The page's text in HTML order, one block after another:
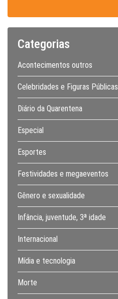
Categorias
Acontecimentos outros
Celebridades e Figuras Públicas
Diário da Quarentena
Especial
Esportes
Festividades e megaeventos
Gênero e sexualidade
Infância, juventude, 3ª idade
Internacional
Mídia e tecnologia
Morte